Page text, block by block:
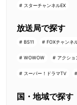
スターチャンネルEX
放送局で探す
BS11 FOXチャンネ
WOWOW アクショ
スーパー！ドラマTV
国・地域で探す